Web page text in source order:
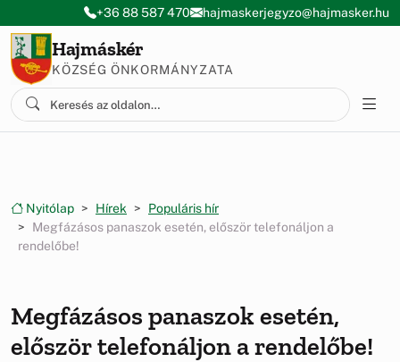
Ugrás a menüre
Ugrás a tartalomra
+36 88 587 470 hajmaskerjegyzo@hajmasker.hu
Hajmáskér
KÖZSÉG ÖNKORMÁNYZATA
Nyitólap Hírek
Populáris hír
Megfázásos panaszok esetén, először telefonáljon a
rendelőbe!
Megfázásos panaszok esetén,
először telefonáljon a rendelőbe!